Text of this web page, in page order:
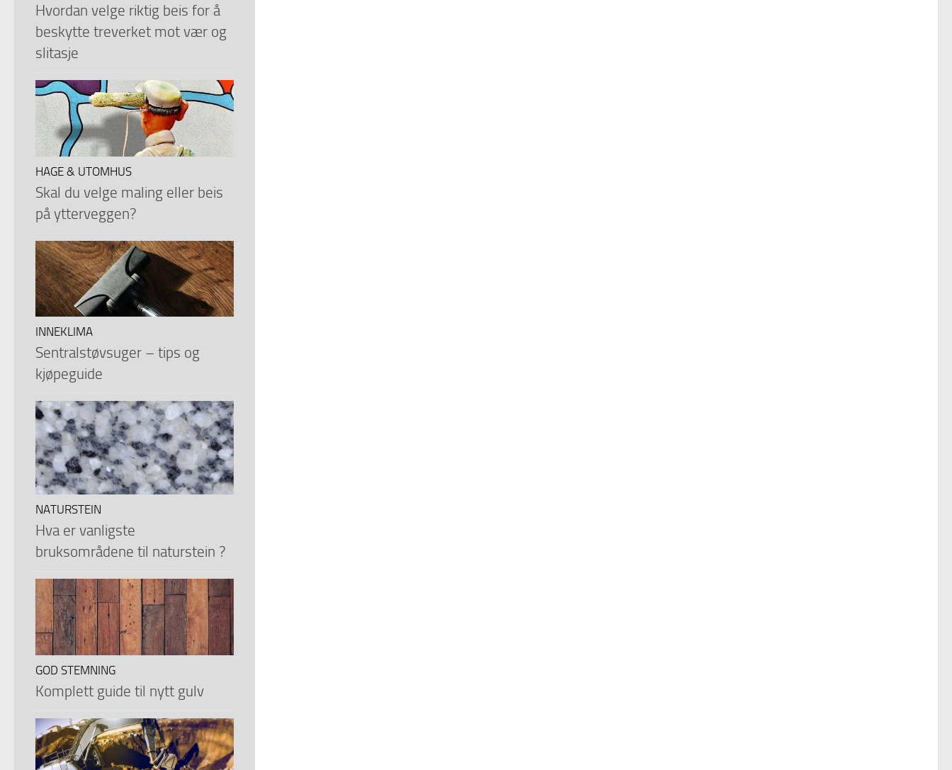
Hvordan velge riktig beis for å
beskytte treverket mot vær og
slitasje
HAGE & UTOMHUS
Skal du velge maling eller beis
på ytterveggen?
INNEKLIMA
Sentralstøvsuger – tips og
kjøpeguide
NATURSTEIN
Hva er vanligste
bruksområdene til naturstein ?
GOD STEMNING
Komplett guide til nytt gulv